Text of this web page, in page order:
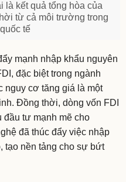
là kết quả tổng hòa của
từ cả môi trường trong
tế
mạnh nhập khẩu nguyên
đặc biệt trong ngành
nguy cơ tăng giá là một
Đồng thời, dòng vốn FDI
đầu tư mạnh mẽ cho
đã thúc đẩy việc nhập
tạo nền tảng cho sự bứt